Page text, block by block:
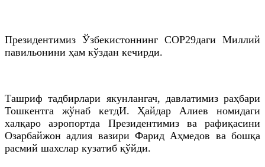
Президентимиз Ўзбекистоннинг CОP29даги Миллий
павильонини ҳам кўздан кечирди.
Ташриф тадбирлари якунлангач, давлатимиз раҳбари
Тошкентга жўнаб кетдИ. Ҳайдар Алиев номидаги
халқаро аэропортда Президентимиз ва рафиқасини
Озарбайжон адлия вазири Фарид Аҳмедов ва бошқа
расмий шахслар кузатиб қўйди.